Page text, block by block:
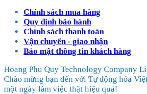
Chính sách mua hàng
Quy định bảo hành
Chính sách thanh toán
Vận chuyển - giao nhận
Bảo mật thông tin khách hàng
Hoang Phu Quy Technology Company
Chào mừng bạn đến với Tự động hóa
một ngày làm việc thật hiệu quả!